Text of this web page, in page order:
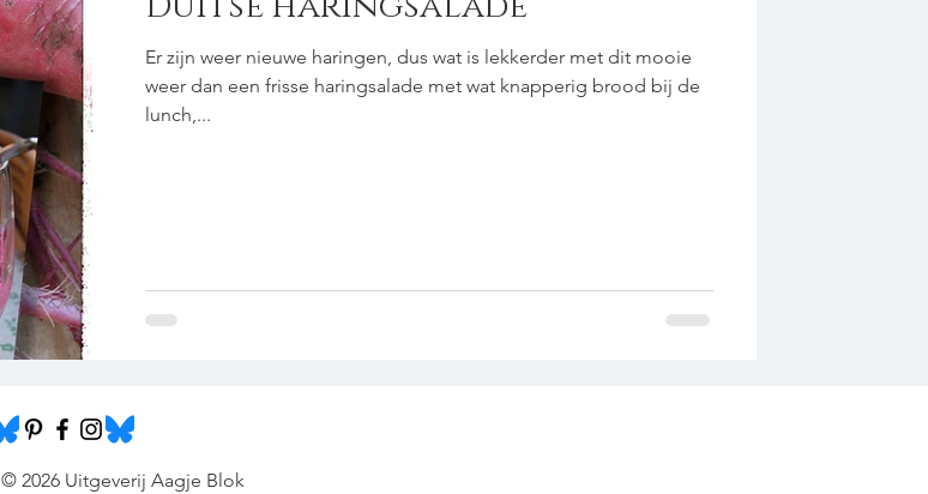
Er zijn weer nieuwe haringen, dus wat is lekkerder met dit mooie
weer dan een frisse haringsalade met wat knapperig brood bij de
lunch,...
© 2026 Uitgeverij Aagje Blok